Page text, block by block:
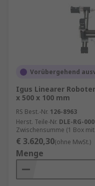
Sie finden Produkte
Roboter mit den IP-
Vorübergehend
Igus Linearer
x 500 x 100 mm
RS Best.-Nr. 126-8963
Herst. Teile-Nr. DLE-RG-
Zwischensumme (1 Box mit
€ 3.620,30(ohne MwSt.)
Menge